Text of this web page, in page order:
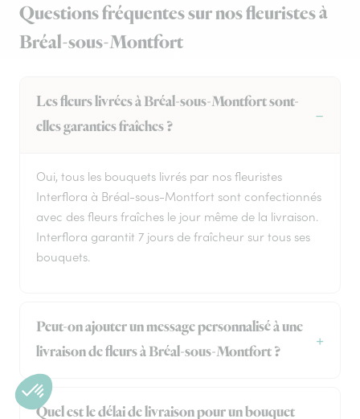
Questions fréquentes sur nos fleuristes à
Bréal-sous-Montfort
Les fleurs livrées à Bréal-sous-Montfort sont-
elles garanties fraîches ?
Oui, tous les bouquets livrés par nos fleuristes
Interflora à Bréal-sous-Montfort sont confectionnés
avec des fleurs fraîches le jour même de la livraison.
Interflora garantit 7 jours de fraîcheur sur tous ses
bouquets.
Peut-on ajouter un message personnalisé à une
livraison de fleurs à Bréal-sous-Montfort ?
Quel est le délai de livraison pour un bouquet